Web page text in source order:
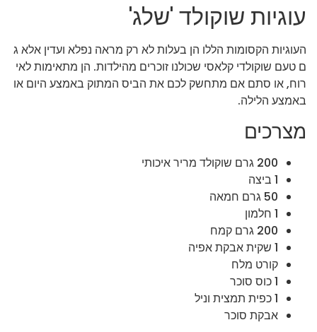
עוגיות שוקולד 'שלג'
העוגיות הקסומות הללו הן בעלות לא רק מראה נפלא ועדין אלא ג
ם טעם שוקולדי קלאסי שכולנו זוכרים מהילדות. הן מתאימות לאי
רוח, או סתם אם מתחשק לכם את הביס המתוק באמצע היום או
באמצע הלילה.
מצרכים
200 גרם שוקולד מריר איכותי
1 ביצה
50 גרם חמאה
1 חלמון
200 גרם קמח
1 שקית אבקת אפיה
קורט מלח
1 כוס סוכר
1 כפית תמצית וניל
אבקת סוכר